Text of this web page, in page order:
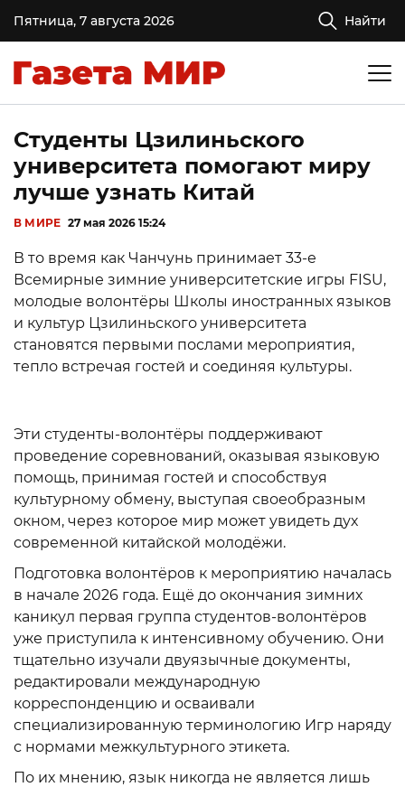
Пятница, 7 августа 2026 Найти
Студенты Цзилиньского
университета помогают миру
лучше узнать Китай
В МИРЕ 27 мая 2026 15:24
В то время как Чанчунь принимает 33-е
Всемирные зимние университетские игры FISU,
молодые волонтёры Школы иностранных языков
и культур Цзилиньского университета
становятся первыми послами мероприятия,
тепло встречая гостей и соединяя культуры.
Эти студенты-волонтёры поддерживают
проведение соревнований, оказывая языковую
помощь, принимая гостей и способствуя
культурному обмену, выступая своеобразным
окном, через которое мир может увидеть дух
современной китайской молодёжи.
Подготовка волонтёров к мероприятию началась
в начале 2026 года. Ещё до окончания зимних
каникул первая группа студентов-волонтёров
уже приступила к интенсивному обучению. Они
тщательно изучали двуязычные документы,
редактировали международную
корреспонденцию и осваивали
специализированную терминологию Игр наряду
с нормами межкультурного этикета.
По их мнению, язык никогда не является лишь